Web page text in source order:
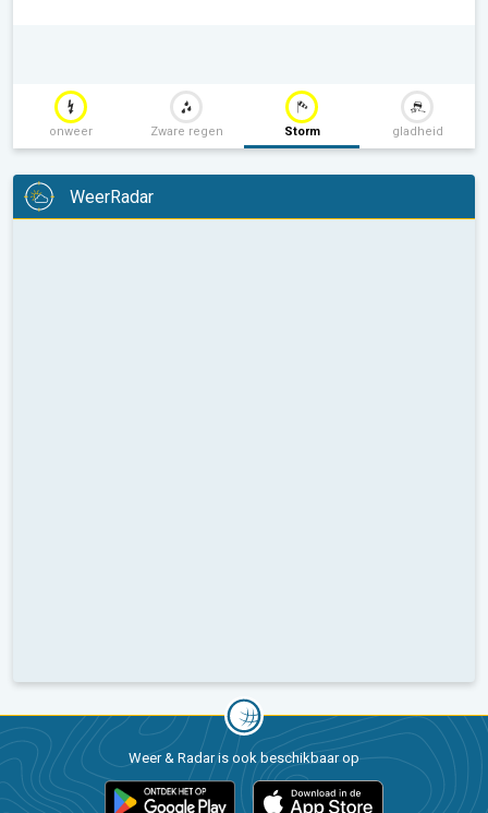
onweer Zware regen Storm gladheid
WeerRadar
Weer & Radar is ook beschikbaar op